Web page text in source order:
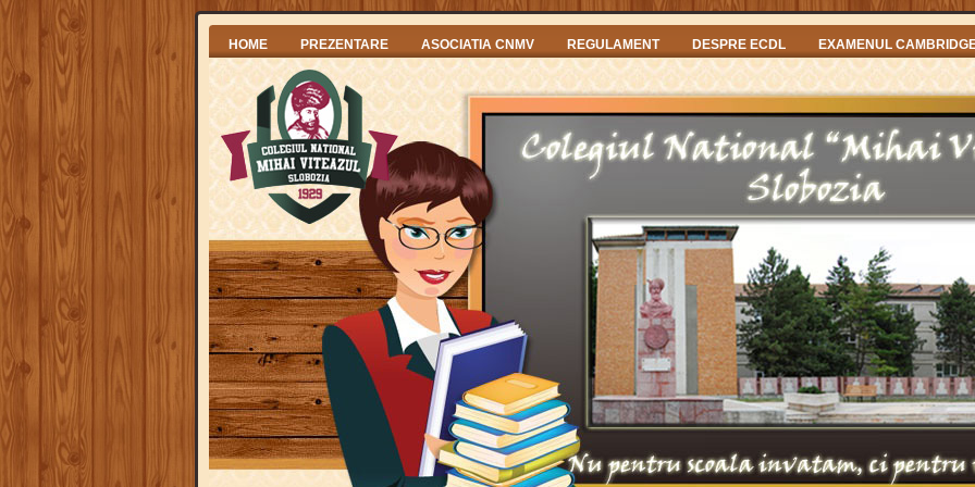
HOME PREZENTARE ASOCIATIA CNMV REGULAMENT DESPRE ECDL EXAMENUL